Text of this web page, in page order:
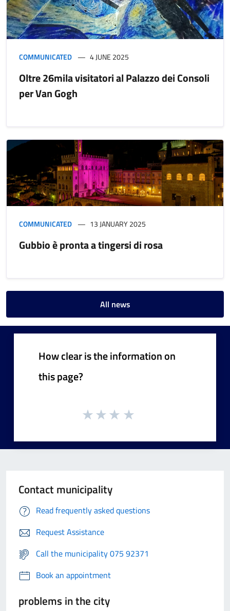
COMMUNICATED 4 JUNE 2025
Oltre 26mila visitatori al Palazzo dei Consoli
per Van Gogh
COMMUNICATED 13 JANUARY 2025
Gubbio è pronta a tingersi di rosa
All news
How clear is the information on
this page?
Contact municipality
Read frequently asked questions
Request Assistance
Call the municipality 075 92371
Book an appointment
problems in the city